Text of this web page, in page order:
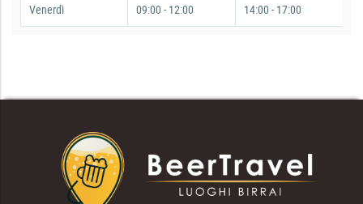
Venerdì 09:00 - 12:00 14:00 - 17:00